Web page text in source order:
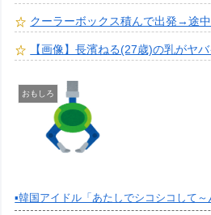
クーラーボックス積んで出発→途中
【画像】長濱ねる(27歳)の乳がヤバ
おもしろ
▪️韓国アイドル「あたしでシコシコして～